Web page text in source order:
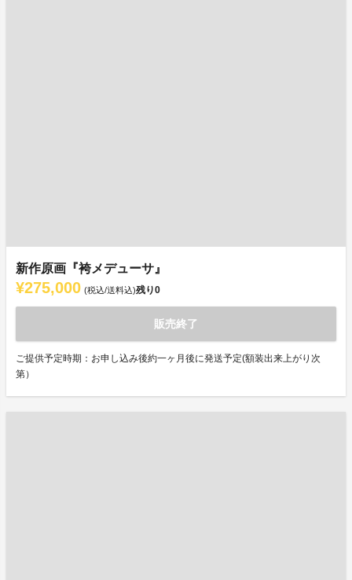
新作原画『袴メデューサ』
¥275,000 (税込/送料込)残り0
販売終了
ご提供予定時期：お申し込み後約一ヶ月後に発送予定(額装出来上がり次
第）